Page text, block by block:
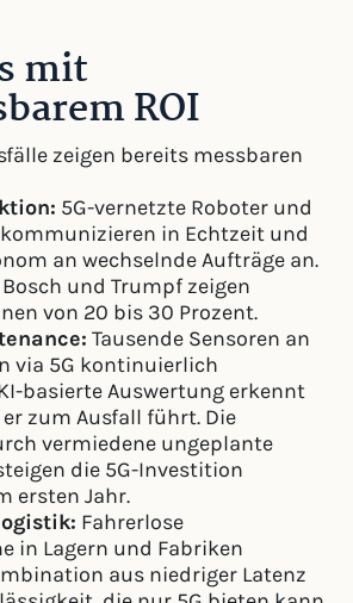
mit
ROI
zeigen bereits messbaren
5G-vernetzte Roboter und
in Echtzeit und
an wechselnde Aufträge an.
und Trumpf zeigen
von 20 bis 30 Prozent.
Tausende Sensoren an
via 5G kontinuierlich
basierte Auswertung erkennt
zum Ausfall führt. Die
vermiedene ungeplante
die 5G-Investition
ersten Jahr.
Fahrerlose
in Lagern und Fabriken
aus niedriger Latenz